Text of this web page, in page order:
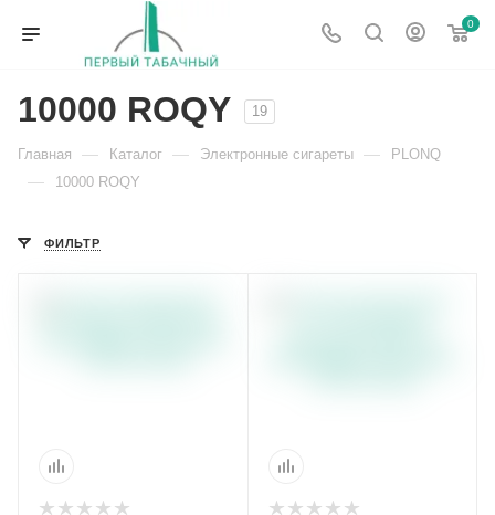
0
10000 ROQY 19
Главная — Каталог — Электронные сигареты — PLONQ
— 10000 ROQY
ФИЛЬТР